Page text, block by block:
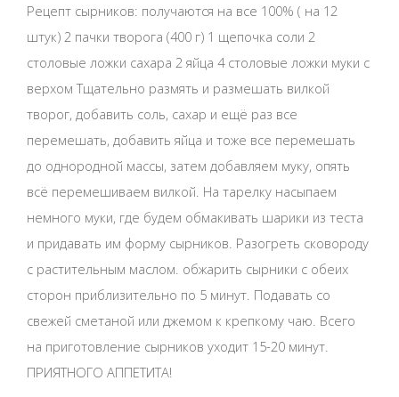
Рецепт сырников: получаются на все 100% ( на 12
штук) 2 пачки творога (400 г) 1 щепочка соли 2
столовые ложки сахара 2 яйца 4 столовые ложки муки с
верхом Тщательно размять и размешать вилкой
творог, добавить соль, сахар и ещё раз все
перемешать, добавить яйца и тоже все перемешать
до однородной массы, затем добавляем муку, опять
всё перемешиваем вилкой. На тарелку насыпаем
немного муки, где будем обмакивать шарики из теста
и придавать им форму сырников. Разогреть сковороду
с растительным маслом. обжарить сырники с обеих
сторон приблизительно по 5 минут. Подавать со
свежей сметаной или джемом к крепкому чаю. Всего
на приготовление сырников уходит 15-20 минут.
ПРИЯТНОГО АППЕТИТА!